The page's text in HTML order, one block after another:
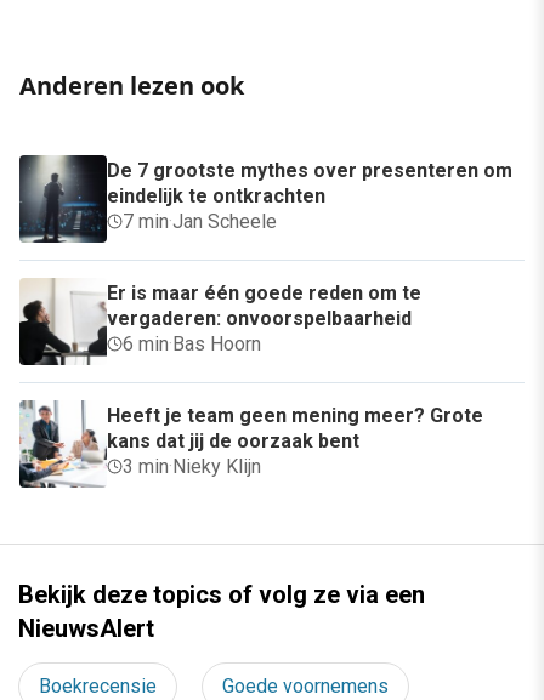
Anderen lezen ook
De 7 grootste mythes over presenteren om
eindelijk te ontkrachten
7 min·Jan Scheele
Er is maar één goede reden om te
vergaderen: onvoorspelbaarheid
6 min·Bas Hoorn
Heeft je team geen mening meer? Grote
kans dat jij de oorzaak bent
3 min·Nieky Klijn
Bekijk deze topics of volg ze via een
NieuwsAlert
Boekrecensie Goede voornemens